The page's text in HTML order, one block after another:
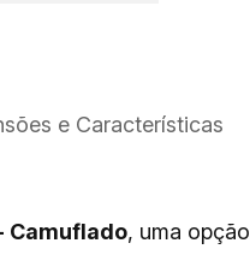
e Características
Camuflado, uma opção